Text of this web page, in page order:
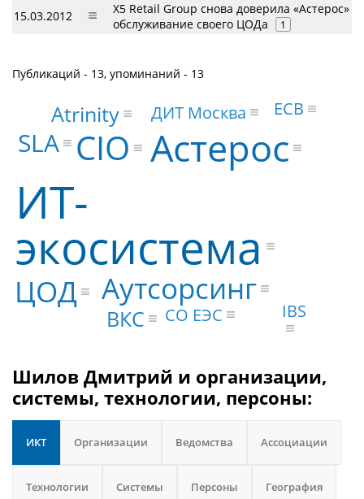
15.03.2012
X5 Retail Group снова доверила «Астерос»
обслуживание своего ЦОДа
1
Публикаций - 13, упоминаний - 13
ИТ-
экосистема
Астерос
CIO
ЦОД Аутсорсинг
SLA
Atrinity
ВКС IBS
СО ЕЭС
ECB
ДИТ Москва
Шилов Дмитрий и организации,
системы, технологии, персоны:
ИКТ Организации Ведомства Ассоциации
Технологии Системы Персоны География